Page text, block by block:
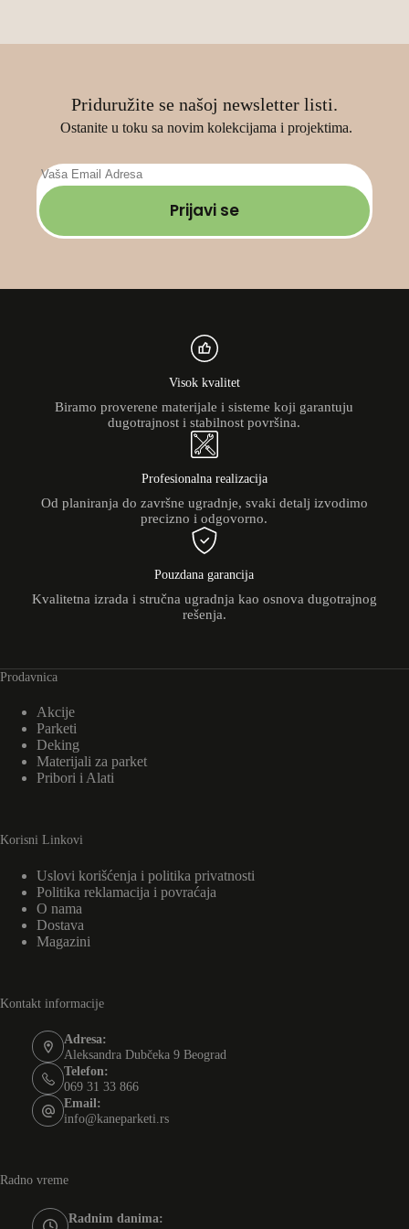
Priduružite se našoj newsletter listi.
Ostanite u toku sa novim kolekcijama i projektima.
Prijavi se
Visok kvalitet
Biramo proverene materijale i sisteme koji garantuju
dugotrajnost i stabilnost površina.
Profesionalna realizacija
Od planiranja do završne ugradnje, svaki detalj izvodimo
precizno i odgovorno.
Pouzdana garancija
Kvalitetna izrada i stručna ugradnja kao osnova dugotrajnog
rešenja.
Prodavnica
Akcije
Parketi
Deking
Materijali za parket
Pribori i Alati
Korisni Linkovi
Uslovi korišćenja i politika privatnosti
Politika reklamacija i povraćaja
O nama
Dostava
Magazini
Kontakt informacije
Adresa:
Aleksandra Dubčeka 9 Beograd
Telefon:
069 31 33 866
Email:
info@kaneparketi.rs
Radno vreme
Radnim danima: